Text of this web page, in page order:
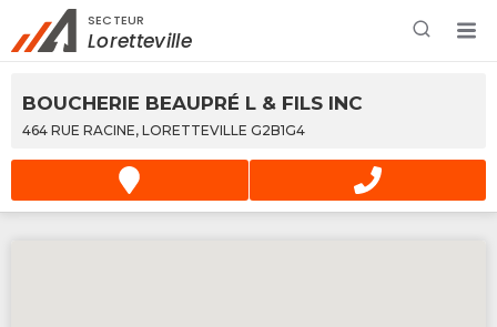
Rechercher à proximité - Entreprise / Rabais /
Services
SECTEUR
Loretteville
BOUCHERIE BEAUPRÉ L & FILS INC
464 RUE RACINE, LORETTEVILLE G2B1G4